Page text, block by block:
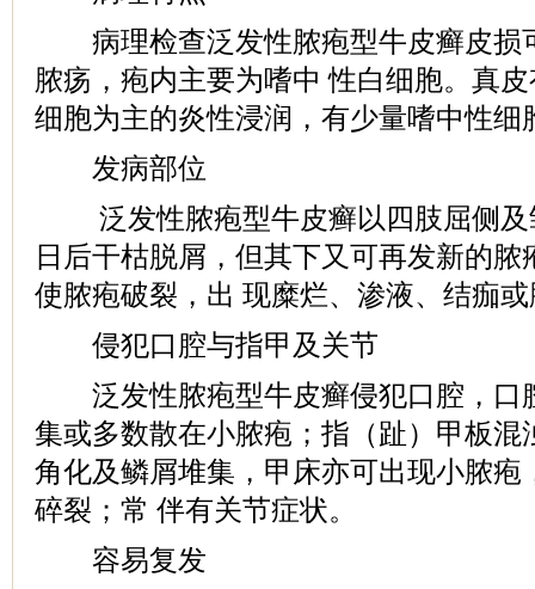
病理检查泛发性脓疱型牛皮癣皮损
脓疡，疱内主要为嗜中 性白细胞。真
细胞为主的炎性浸润，有少量嗜中性细
发病部位
泛发性脓疱型牛皮癣以四肢屈侧及
日后干枯脱屑，但其下又可再发新的
使脓疱破裂，出 现糜烂、渗液、结痂
侵犯口腔与指甲及关节
泛发性脓疱型牛皮癣侵犯口腔，口
集或多数散在小脓疱；指（趾）甲板混
角化及鳞屑堆集，甲床亦可出现小脓疱
碎裂；常 伴有关节症状。
容易复发